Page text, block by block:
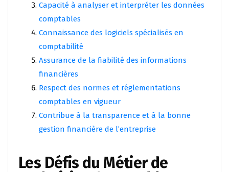
Capacité à analyser et interpréter les données
comptables
Connaissance des logiciels spécialisés en
comptabilité
Assurance de la fiabilité des informations
financières
Respect des normes et réglementations
comptables en vigueur
Contribue à la transparence et à la bonne
gestion financière de l’entreprise
Les Défis du Métier de